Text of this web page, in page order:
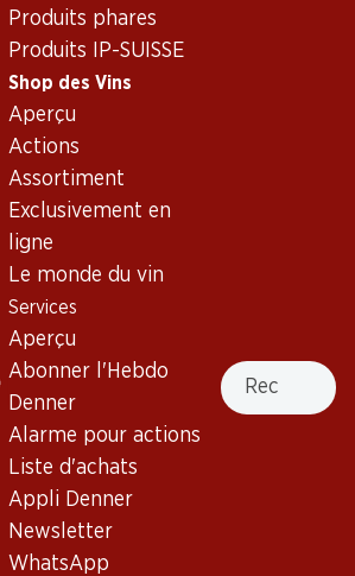
Produits phares
Produits IP-SUISSE
Shop des Vins
Aperçu
Actions
Assortiment
Exclusivement en
ligne
Le monde du vin
Services
Aperçu
Abonner l'Hebdo
Denner
Alarme pour actions
Liste d'achats
Appli Denner
Newsletter
WhatsApp
Recherche
59.70
(16)
4 produits